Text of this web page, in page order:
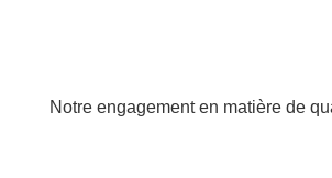
Notre engagement en matière de